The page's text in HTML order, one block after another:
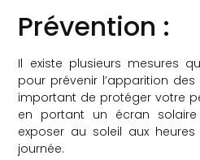
Prévention :
Il existe plusieurs mesures
pour prévenir l’apparition des
important de protéger votre
en portant un écran
exposer au soleil aux
journée.